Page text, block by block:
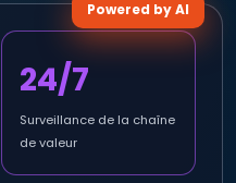
Powered by AI
24/7
Surveillance de la chaîne
de valeur